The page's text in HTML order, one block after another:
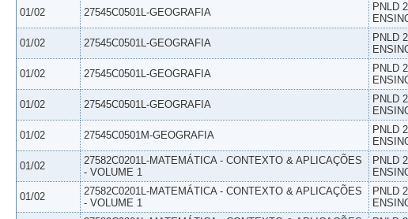
01/02 27545C0501L-GEOGRAFIA
PNLD
01/02 27545C0501L-GEOGRAFIA
PNLD
01/02 27545C0501L-GEOGRAFIA
PNLD
01/02 27545C0501L-GEOGRAFIA
PNLD
01/02 27545C0501M-GEOGRAFIA
PNLD
01/02
27582C0201L-MATEMÁTICA - CONTEXTO & APLICAÇÕES
- VOLUME 1
PNLD
01/02
27582C0201L-MATEMÁTICA - CONTEXTO & APLICAÇÕES
- VOLUME 1
PNLD